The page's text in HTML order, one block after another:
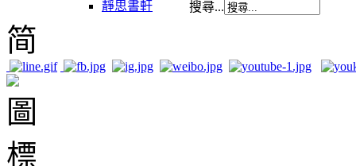
靜思書軒
搜尋...
简